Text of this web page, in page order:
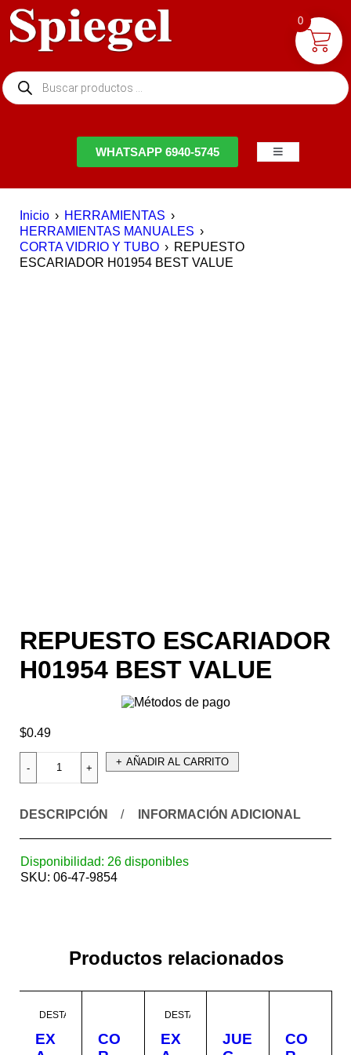
WHATSAPP 6940-5745
Inicio › HERRAMIENTAS ›
HERRAMIENTAS MANUALES ›
CORTA VIDRIO Y TUBO › REPUESTO
ESCARIADOR H01954 BEST VALUE
REPUESTO ESCARIADOR
H01954 BEST VALUE
$0.49
AÑADIR AL CARRITO
DESCRIPCIÓN INFORMACIÓN ADICIONAL
Disponibilidad: 26 disponibles
SKU: 06-47-9854
Productos relacionados
DESTACADO
EX
CO
DESTACADO
EX
JUE
CO
0